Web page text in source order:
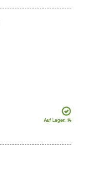
Auf Lager: 14